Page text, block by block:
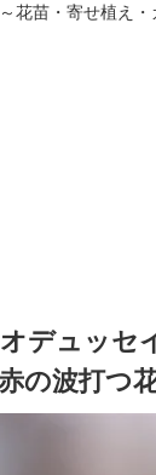
花苗・寄せ植え
デュッセ
の波打つ